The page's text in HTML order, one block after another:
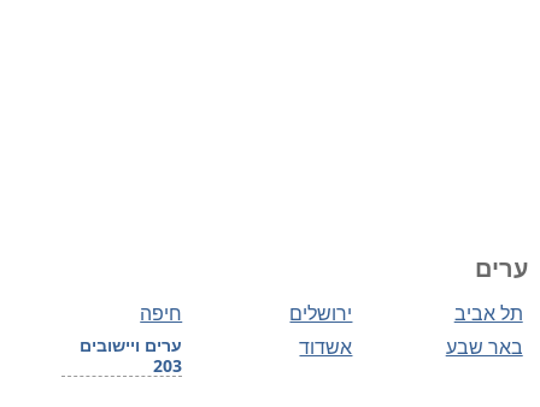
ערים
חיפה ירושלים תל אביב
ערים ויישובים
203
אשדוד באר שבע